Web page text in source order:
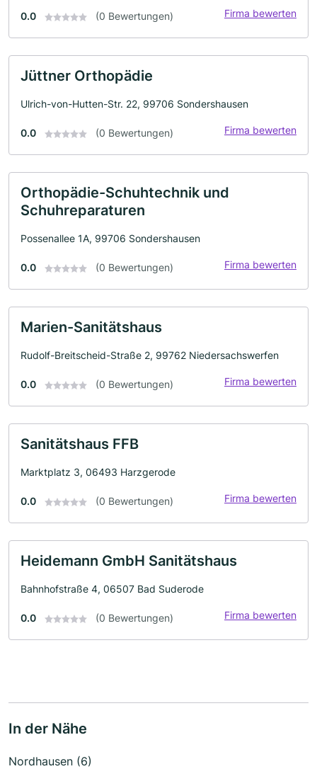
0.0 (0 Bewertungen) Firma bewerten
Jüttner Orthopädie
Ulrich-von-Hutten-Str. 22, 99706 Sondershausen
0.0 (0 Bewertungen) Firma bewerten
Orthopädie-Schuhtechnik und
Schuhreparaturen
Possenallee 1A, 99706 Sondershausen
0.0 (0 Bewertungen) Firma bewerten
Marien-Sanitätshaus
Rudolf-Breitscheid-Straße 2, 99762 Niedersachswerfen
0.0 (0 Bewertungen) Firma bewerten
Sanitätshaus FFB
Marktplatz 3, 06493 Harzgerode
0.0 (0 Bewertungen) Firma bewerten
Heidemann GmbH Sanitätshaus
Bahnhofstraße 4, 06507 Bad Suderode
0.0 (0 Bewertungen) Firma bewerten
In der Nähe
Nordhausen (6)